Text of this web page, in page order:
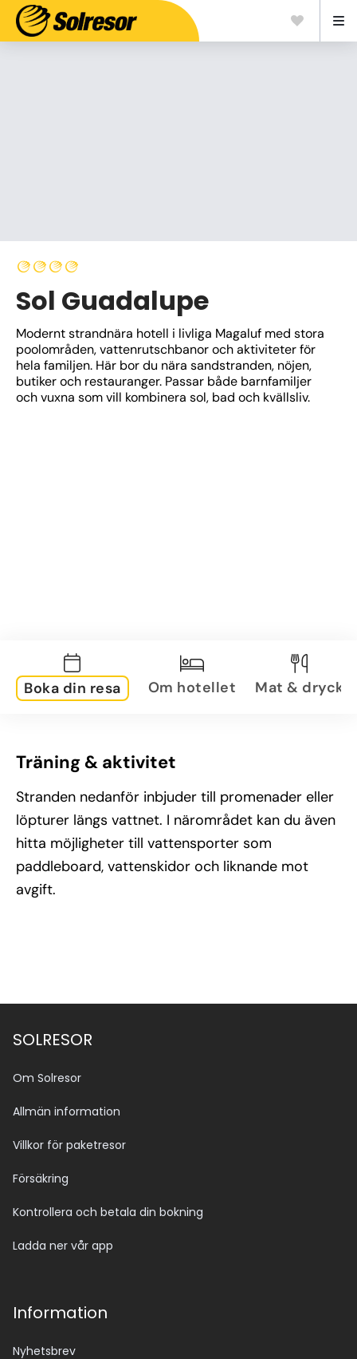
Sol Guadalupe
Modernt strandnära hotell i livliga Magaluf med stora
poolområden, vattenrutschbanor och aktiviteter för
hela familjen. Här bor du nära sandstranden, nöjen,
butiker och restauranger. Passar både barnfamiljer
och vuxna som vill kombinera sol, bad och kvällsliv.
Boka din resa Om hotellet Mat & dryck
Träning & aktivitet
Stranden nedanför inbjuder till promenader eller
löpturer längs vattnet. I närområdet kan du även
hitta möjligheter till vattensporter som
paddleboard, vattenskidor och liknande mot
avgift.
SOLRESOR
Om Solresor
Allmän information
Villkor för paketresor
Försäkring
Kontrollera och betala din bokning
Ladda ner vår app
Information
Nyhetsbrev